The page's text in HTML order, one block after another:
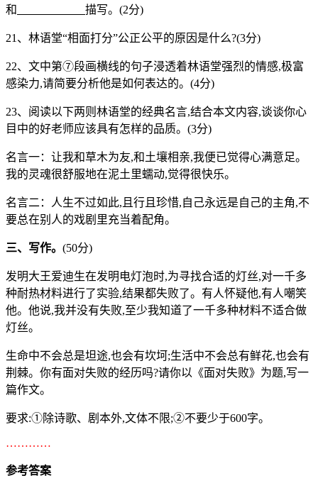
和
描写。(2分)
21、林语堂“相面打分”公正公平的原因是什么?(3分)
22、文中第⑦段画横线的句子浸透着林语堂强烈的情感,极富
感染力,请简要分析他是如何表达的。(4分)
23、阅读以下两则林语堂的经典名言,结合本文内容,谈谈你心
目中的好老师应该具有怎样的品质。(3分)
名言一：让我和草木为友,和土壤相亲,我便已觉得心满意足。
我的灵魂很舒服地在泥土里蠕动,觉得很快乐。
名言二：人生不过如此,且行且珍惜,自己永远是自己的主角,不
要总在别人的戏剧里充当着配角。
三、写作。 (50分)
发明大王爱迪生在发明电灯泡时,为寻找合适的灯丝,对一千多
种耐热材料进行了实验,结果都失败了。有人怀疑他,有人嘲笑
他。他说,我并没有失败,至少我知道了一千多种材料不适合做
灯丝。
生命中不会总是坦途,也会有坎坷;生活中不会总有鲜花,也会有
荆棘。 你有面对失败的经历吗?请你以《面对失败》为题,写一
篇作文。
要求:①除诗歌、剧本外,文体不限;②不要少于600字。
…………
参考答案